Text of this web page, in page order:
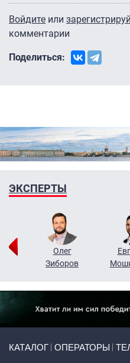
Войдите или
комментарии
Поделиться:
ЭКСПЕРТЫ
Олег
Зиборов
КАТАЛОГ ОПЕРАТОРЫ